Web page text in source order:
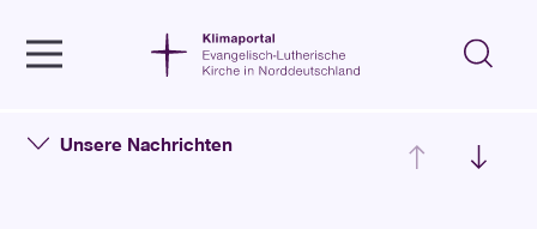
Unsere Nachrichten
Unsere Nachrichten auf dem
Klimaportal